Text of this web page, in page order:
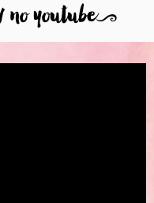
no youtube9